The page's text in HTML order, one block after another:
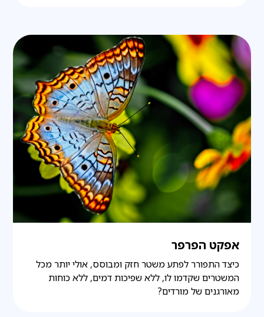
אפקט הפרפר
כיצד התפורר לפתע משטר חזק ומבוסס, אולי יותר מכל
המשטרים שקדמו לו, ללא שפיכות דמים, ללא כוחות
מאורגנים של מורדים?